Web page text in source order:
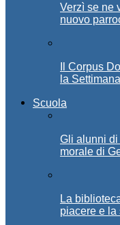
Verzì se ne
nuovo
Il Corpus
la
Scuola
Gli alunni
morale di
La
piacere e la